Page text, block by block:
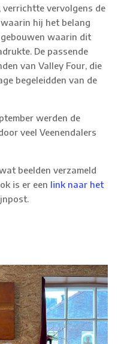
verrichtte vervolgens de
hij het belang
waarin dit
De passende
van Valley Four, die
begeleidden van de
werden de
veel Veenendalers
beelden verzameld
is er een link naar het